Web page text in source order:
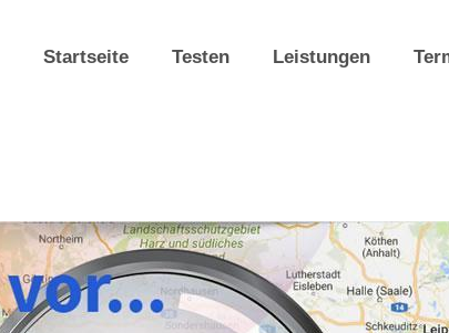
Startseite Testen Leistungen